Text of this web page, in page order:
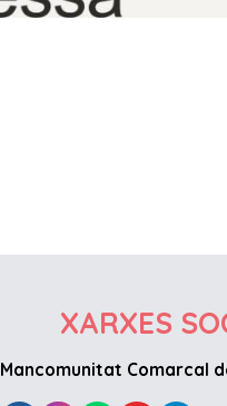
XARXES
Mancomunitat Comarcal